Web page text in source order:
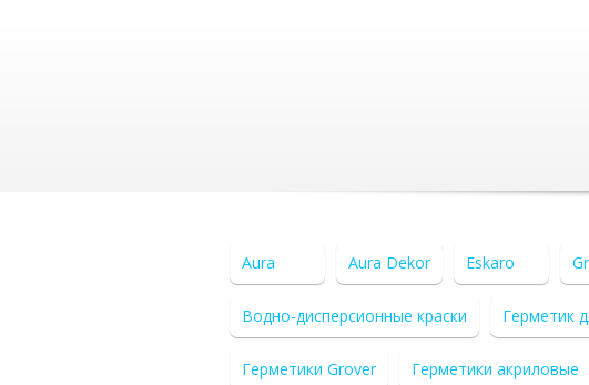
Aura Aura Dekor Eskaro
Водно-дисперсионные краски Герметик
Герметики Grover Герметики акриловые